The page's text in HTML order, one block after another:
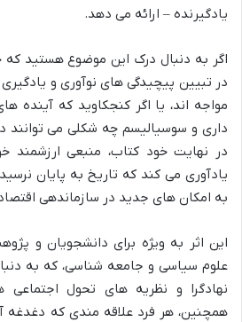
یادگیرنده – ارائه می دهد.
اگر به دنبال درک این موضوع هستید
در تبیین پیچیدگی های نوآوری و
مواجه اند، یا اگر کنجکاوید که آینده
داری و سوسیالیسم چه شکلی می توانند
در نهایت خود کتاب، منبعی ارزشمند
یادآوری می کند که تاریخ به پایان
به امکان های جدید در سازماندهی
این اثر به ویژه برای دانشجویان و
علوم سیاسی و جامعه شناسی، که به
نهادگرا و نظریه های تحول
همچنین، هر فرد علاقه مندی که دغدغه